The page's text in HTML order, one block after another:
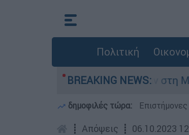
Πολιτική
BREAKING NEWS:
- Νοσηλευόταν στη ΜΕΘ Νεογνών
δημοφιλές τώρα:
┋ Απόψεις ┋ 06.10.2023